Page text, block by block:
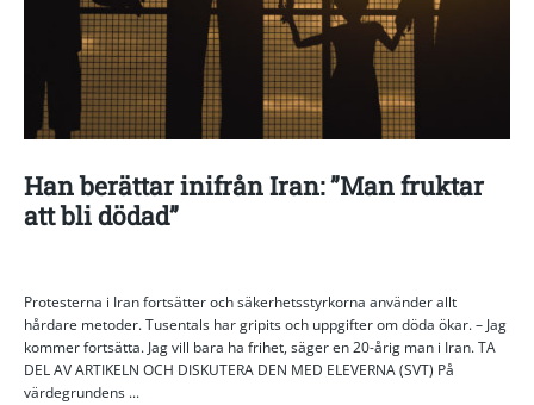
Han berättar inifrån Iran: ”Man fruktar
att bli dödad”
Protesterna i Iran fortsätter och säkerhetsstyrkorna använder allt
hårdare metoder. Tusentals har gripits och uppgifter om döda ökar. – Jag
kommer fortsätta. Jag vill bara ha frihet, säger en 20-årig man i Iran. TA
DEL AV ARTIKELN OCH DISKUTERA DEN MED ELEVERNA (SVT) På
värdegrundens ...